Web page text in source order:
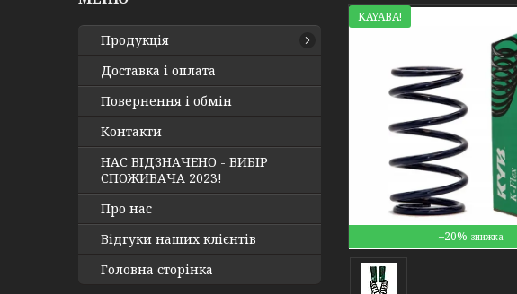
–20%
KAYABA!
Продукція
Доставка і оплата
Повернення і обмін
Контакти
НАС ВІДЗНАЧЕНО - ВИБІР
СПОЖИВАЧА 2023!
Про нас
Відгуки наших клієнтів
Головна сторінка